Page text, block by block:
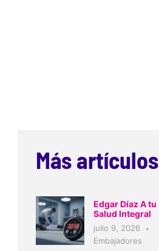
Más artículos
Edgar Díaz A tu
Salud Integral
julio 9, 2026
Embajadores